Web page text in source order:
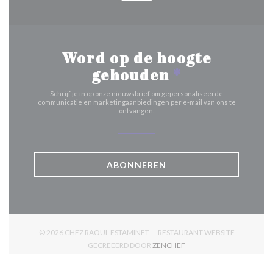
Word op de hoogte
gehouden *
Schrijf je in op onze nieuwsbrief om gepersonaliseerde
communicatie en marketingaanbiedingen per e-mail van ons te
ontvangen.
ABONNEREN
© 2026 CHEZ RAOUL ESTAMINET — RESTAURANT WEBSITE
GECREËERD DOOR ZENCHEF